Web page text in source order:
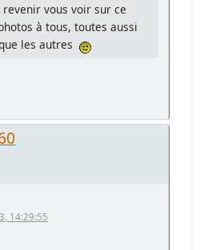
vous voir sur ce
à tous, toutes aussi
les autres
14:29:55